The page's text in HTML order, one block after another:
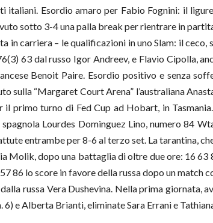
italiani. Esordio amaro per Fabio Fognini: il
sotto 3-4 una palla break per rientrare in
in carriera – le qualificazioni in uno Slam: il
63 dal russo Igor Andreev, e Flavio Cipolla,
Benoit Paire. Esordio positivo e senza
sulla “Margaret Court Arena” l’australiana
primo turno di Fed Cup ad Hobart, in
Lourdes Dominguez Lino, numero 84
entrambe per 8-6 al terzo set. La tarantina,
Molik, dopo una battaglia di oltre due ore: 16
86 lo score in favore della russa dopo un match
russa Vera Dushevina. Nella prima giornata,
e Alberta Brianti, eliminate Sara Errani e